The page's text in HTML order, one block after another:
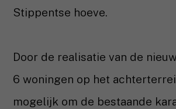
Stippentse hoeve.
Door de realisatie van de
6 woningen op het
mogelijk om de bestaande